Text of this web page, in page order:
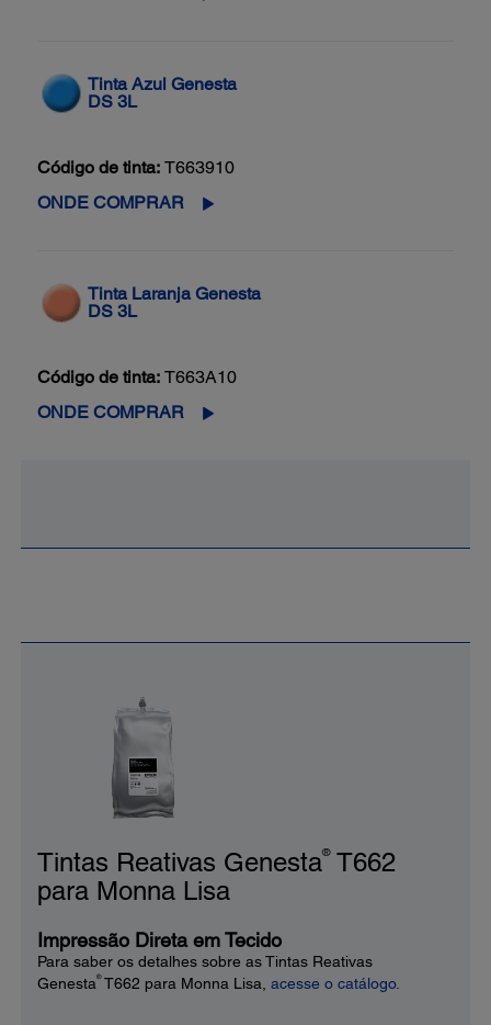
Tinta Azul Genesta
DS 3L
Código de tinta: T663910
ONDE COMPRAR
Tinta Laranja Genesta
DS 3L
Código de tinta: T663A10
ONDE COMPRAR
Tintas Reativas Genesta®T662
para Monna Lisa
Impressão Direta em Tecido
Para saber os detalhes sobre as Tintas Reativas
Genesta
®T662 para Monna Lisa, acesse o catálogo.